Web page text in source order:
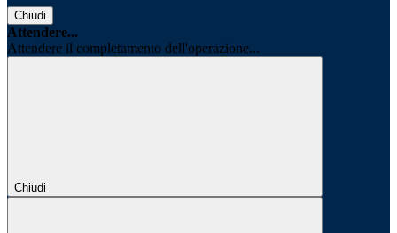
Chiudi
Attendere...
Attendere il completamento dell'operazione...
Chiudi